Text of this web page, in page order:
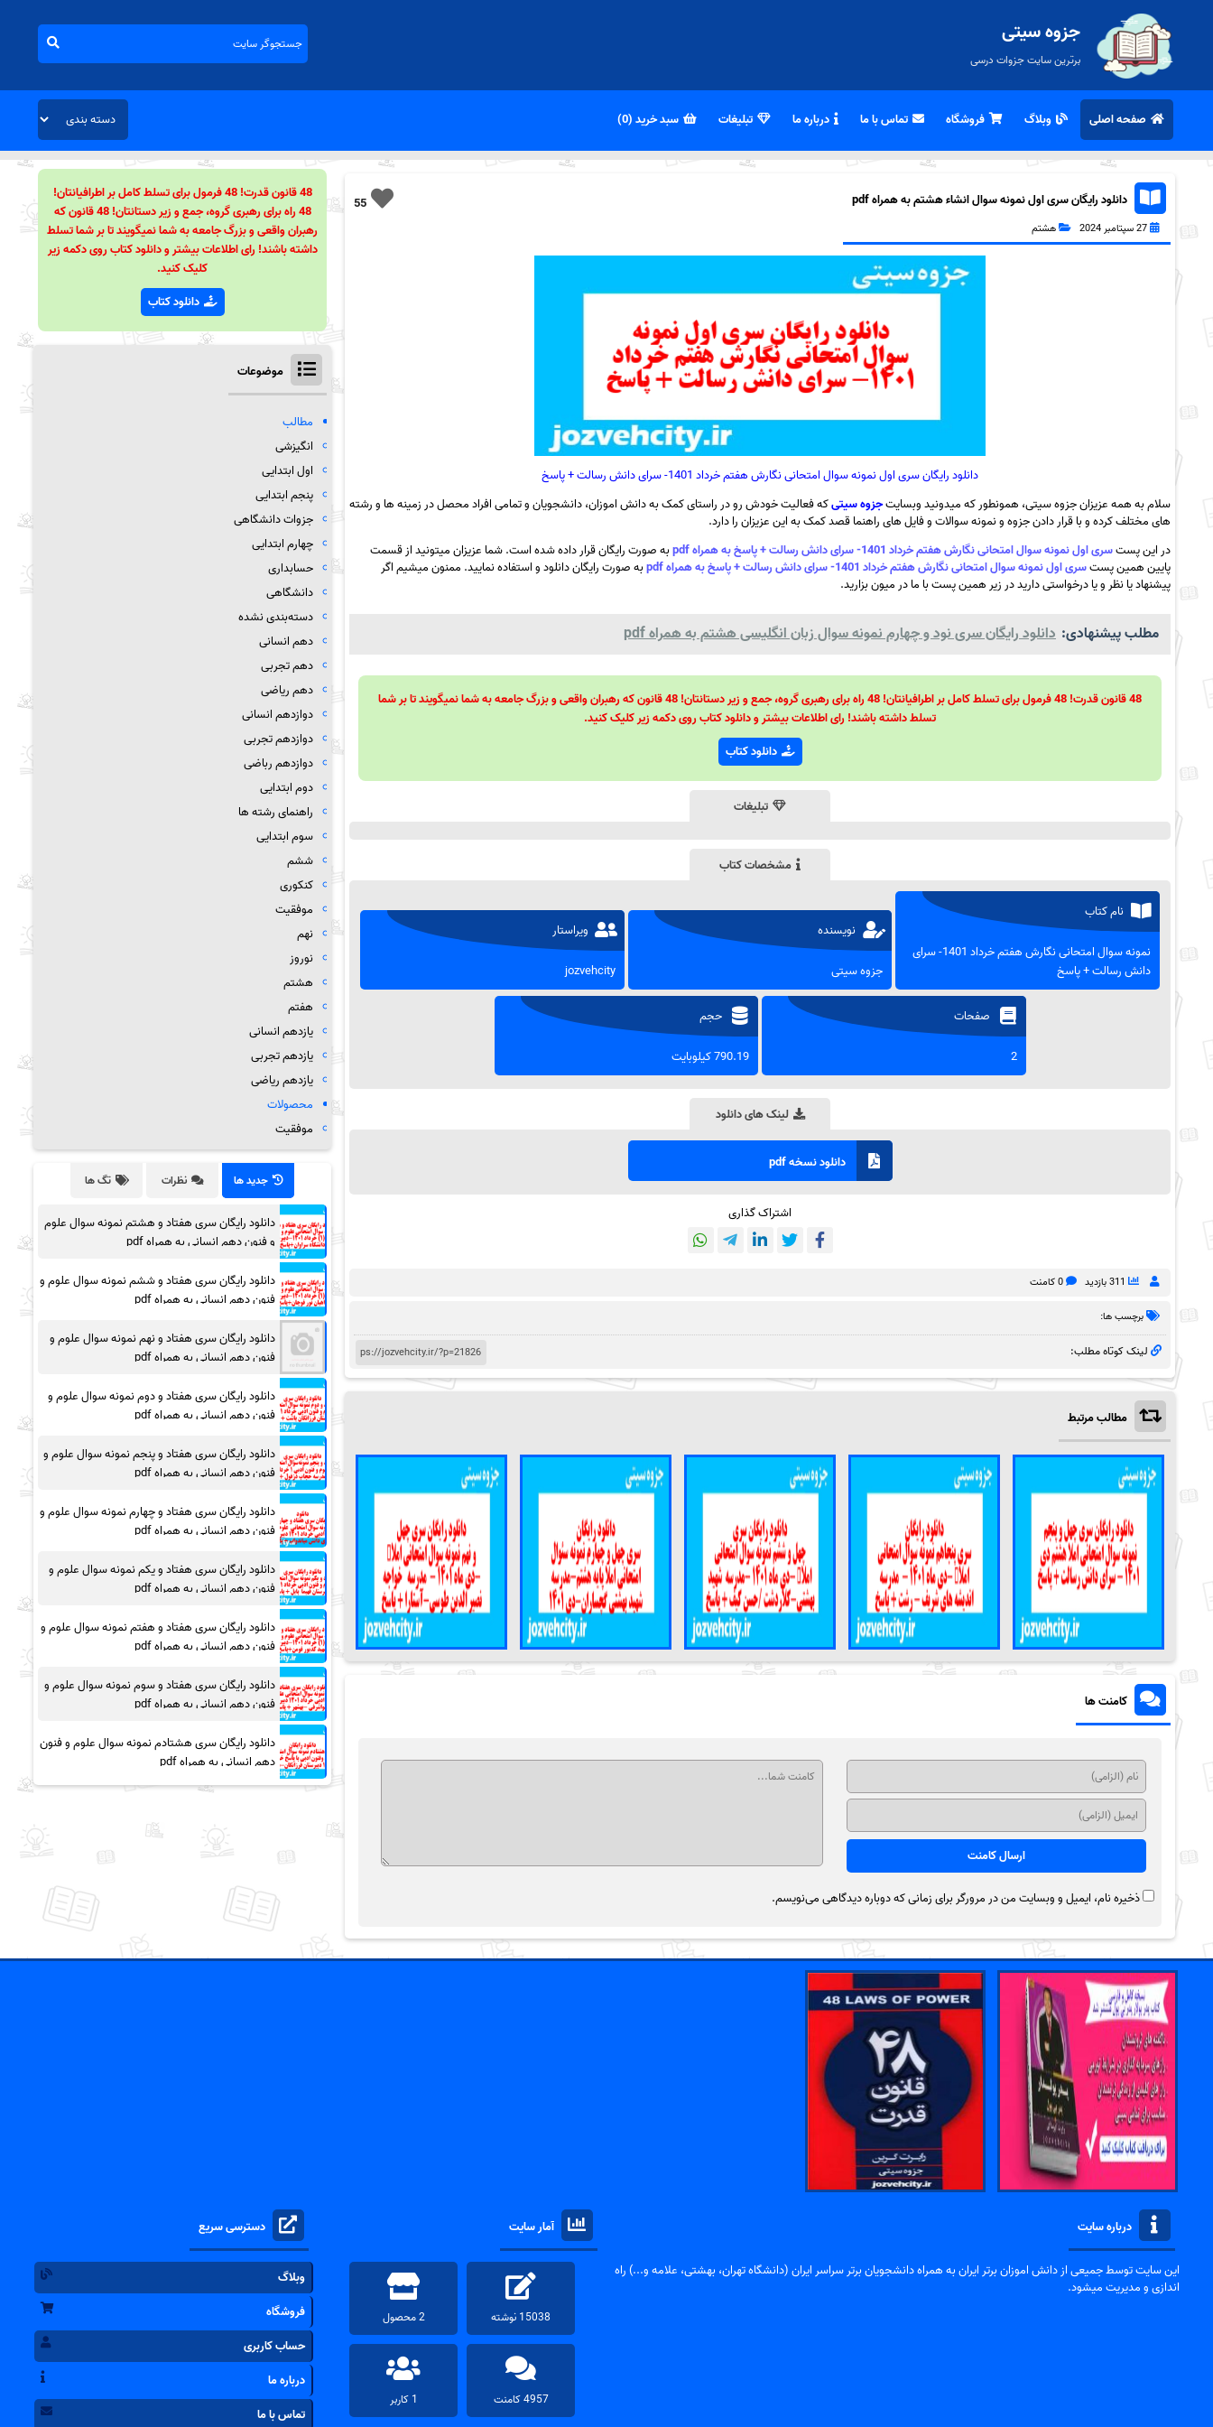
جزوه سیتی
برترین سایت جزوات درسی
صفحه اصلی وبلاگ فروشگاه تماس با ما درباره ما تبلیغات سبد خرید (0)
55 دانلود رایگان سری اول نمونه سوال انشاء هشتم به همراه pdf
27 سپتامبر 2024 هشتم
دانلود رایگان سری اول نمونه سوال امتحانی نگارش هفتم خرداد 1401- سرای دانش رسالت + پاسخ
سلام به همه عزیزان جزوه سیتی، همونطور که میدونید وبسایتجزوه سیتیکه فعالیت خودش رو در راستای کمک به دانش اموزان، دانشجویان و تمامی افراد محصل در زمینه ها و رشته
های مختلف کرده و با قرار دادن جزوه و نمونه سوالات و فایل های راهنما قصد کمک به این عزیزان را دارد.
در این پستسری اول نمونه سوال امتحانی نگارش هفتم خرداد 1401- سرای دانش رسالت + پاسخ به همراه pdf
به صورت رایگان قرار داده شده است. شما عزیزان میتونید از قسمت
پایین همین پستسری اول نمونه سوال امتحانی نگارش هفتم خرداد 1401- سرای دانش رسالت + پاسخ به همراه pdf
به صورت رایگان دانلود و استفاده نمایید. ممنون میشیم اگر
پیشنهاد یا نظر و یا درخواستی دارید در زیر همین پست با ما در میون بزارید.
مطلب پیشنهادی: دانلود رایگان سری نود و چهارم نمونه سوال زبان انگلیسی هشتم به همراه pdf
48 قانون قدرت! 48 فرمول برای تسلط کامل بر اطرافیانتان! 48 راه برای رهبری گروه، جمع و زیر دستانتان! 48 قانون که رهبران واقعی و بزرگ جامعه به شما نمیگویند تا بر شما
تسلط داشته باشند! رای اطلاعات بیشتر و دانلود کتاب روی دکمه زیر کلیک کنید.
دانلود کتاب
تبلیغات
مشخصات کتاب
نام کتاب
نمونه سوال امتحانی نگارش هفتم خرداد 1401- سرای
دانش رسالت + پاسخ
نویسنده
جزوه سیتی
ویراستار
jozvehcity
صفحات
2
حجم
790.19 کیلوبایت
لینک های دانلود
دانلود نسخه pdf
اشتراک گذاری
311 بازدید 0 کامنت
برچسب ها:
لینک کوتاه مطلب:
مطالب مرتبط
کامنت ها
ذخیره نام، ایمیل و وبسایت من در مرورگر برای زمانی که دوباره دیدگاهی می‌نویسم.
48 قانون قدرت! 48 فرمول برای تسلط کامل بر اطرافیانتان!
48 راه برای رهبری گروه، جمع و زیر دستانتان! 48 قانون که
رهبران واقعی و بزرگ جامعه به شما نمیگویند تا بر شما تسلط
داشته باشند! رای اطلاعات بیشتر و دانلود کتاب روی دکمه زیر
کلیک کنید.
دانلود کتاب
موضوعات
مطالب
انگیزشی
اول ابتدایی
پنجم ابتدایی
جزوات دانشگاهی
چهارم ابتدایی
حسابداری
دانشگاهی
دسته‌بندی نشده
دهم انسانی
دهم تجربی
دهم ریاضی
دوازدهم انسانی
دوازدهم تجربی
دوازدهم رباضی
دوم ابتدایی
راهنمای رشته ها
سوم ابتدایی
ششم
کنکوری
موفقیت
نهم
نوروز
هشتم
هفتم
یازدهم انسانی
یازدهم تجربی
یازدهم ریاضی
محصولات
موفقیت
جدید ها نظرات تگ ها
دانلود رایگان سری هفتاد و هشتم نمونه سوال علوم
و فنون دهم انسانی به همراه pdf
دانلود رایگان سری هفتاد و ششم نمونه سوال علوم و
فنون دهم انسانی به همراه pdf
دانلود رایگان سری هفتاد و نهم نمونه سوال علوم و
فنون دهم انسانی به همراه pdf
دانلود رایگان سری هفتاد و دوم نمونه سوال علوم و
فنون دهم انسانی به همراه pdf
دانلود رایگان سری هفتاد و پنجم نمونه سوال علوم و
فنون دهم انسانی به همراه pdf
دانلود رایگان سری هفتاد و چهارم نمونه سوال علوم و
فنون دهم انسانی به همراه pdf
دانلود رایگان سری هفتاد و یکم نمونه سوال علوم و
فنون دهم انسانی به همراه pdf
دانلود رایگان سری هفتاد و هفتم نمونه سوال علوم و
فنون دهم انسانی به همراه pdf
دانلود رایگان سری هفتاد و سوم نمونه سوال علوم و
فنون دهم انسانی به همراه pdf
دانلود رایگان سری هشتادم نمونه سوال علوم و فنون
دهم انسانی به همراه pdf
درباره سایت
این سایت توسط جمیعی از دانش اموزان برتر ایران به همراه دانشجویان برتر سراسر ایران (دانشگاه تهران، بهشتی، علامه و...) راه
اندازی و مدیریت میشود.
آمار سایت
15038 نوشته 2 محصول
4957 کامنت 1 کاربر
دسترسی سریع
وبلاگ
فروشگاه
حساب کاربری
درباره ما
تماس با ما